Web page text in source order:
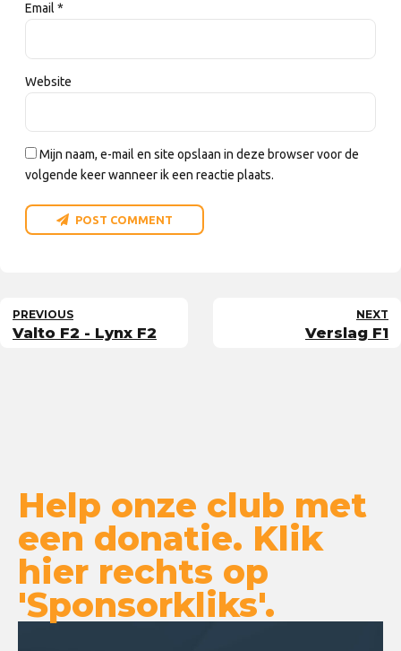
Email *
Website
Mijn naam, e-mail en site opslaan in deze browser voor de
volgende keer wanneer ik een reactie plaats.
POST COMMENT
PREVIOUS
Valto F2 - Lynx F2
NEXT
Verslag F1
Help onze club met
een donatie. Klik
hier rechts op
'Sponsorkliks'.